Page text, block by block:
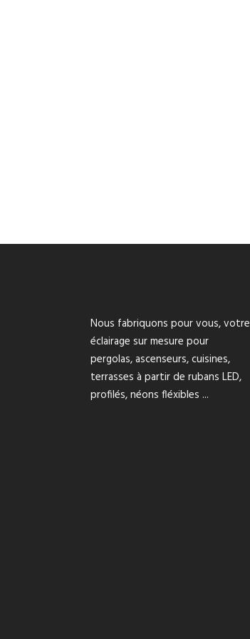
Nous fabriquons pour vous, votre
éclairage sur mesure pour
pergolas, ascenseurs, cuisines,
terrasses à partir de rubans LED,
profilés, néons fléxibles ...